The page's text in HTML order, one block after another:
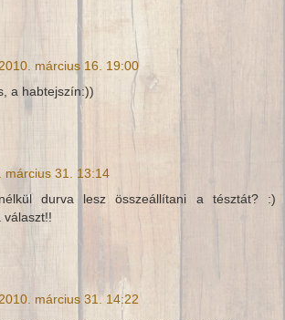
2010. március 16. 19:00
a habtejszín:))
március 31. 13:14
durva lesz összeállítani a tésztát? :)
választ!!
2010. március 31. 14:22